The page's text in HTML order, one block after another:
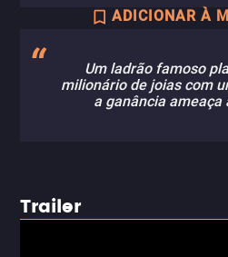
ADICIONAR À
Um ladrão famoso
milionário de joias com
a ganância ameaça
Trailer